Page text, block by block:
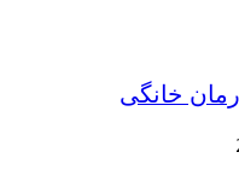
خانگی